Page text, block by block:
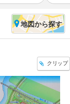
地図から探す
クリップ